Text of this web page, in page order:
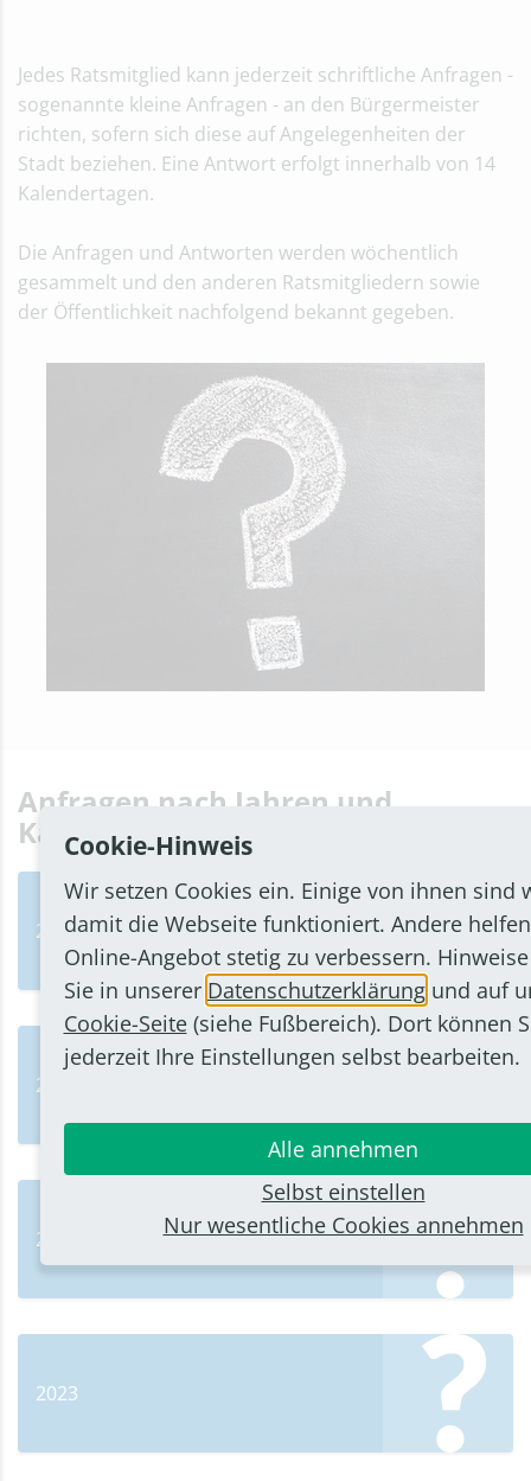
Jedes Ratsmitglied kann jederzeit schriftliche Anfragen -
sogenannte kleine Anfragen - an den Bürgermeister
richten, sofern sich diese auf Angelegenheiten der
Stadt beziehen. Eine Antwort erfolgt innerhalb von 14
Kalendertagen.
Die Anfragen und Antworten werden wöchentlich
gesammelt und den anderen Ratsmitgliedern sowie
der Öffentlichkeit nachfolgend bekannt gegeben.
Anfragen nach Jahren und
Kalenderwochen
2026
2025
2024
2023
Cookie-Hinweis
Wir setzen Cookies ein. Einige von ihnen sind
damit die Webseite funktioniert. Andere
Online-Angebot stetig zu verbessern.
Sie in unserer Datenschutzerklärungund auf
Cookie-Seite(siehe Fußbereich). Dort können
jederzeit Ihre Einstellungen selbst bearbeiten.
Alle annehmen
Selbst einstellen
Nur wesentliche Cookies annehmen